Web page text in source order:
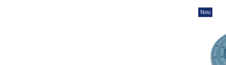
Nou